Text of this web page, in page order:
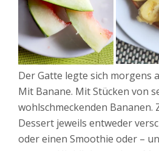
Der Gatte legte sich morgens
Mit Banane. Mit Stücken von
wohlschmeckenden Bananen.
Dessert jeweils entweder
oder einen Smoothie oder –